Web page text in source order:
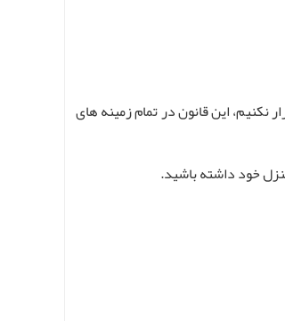
این قانون در تمام زمینه های
خود داشته باشید.